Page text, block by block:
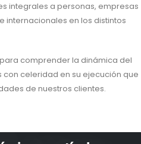
integrales a personas, empresas
internacionales en los distintos
comprender la dinámica del
celeridad en su ejecución que
de nuestros clientes.